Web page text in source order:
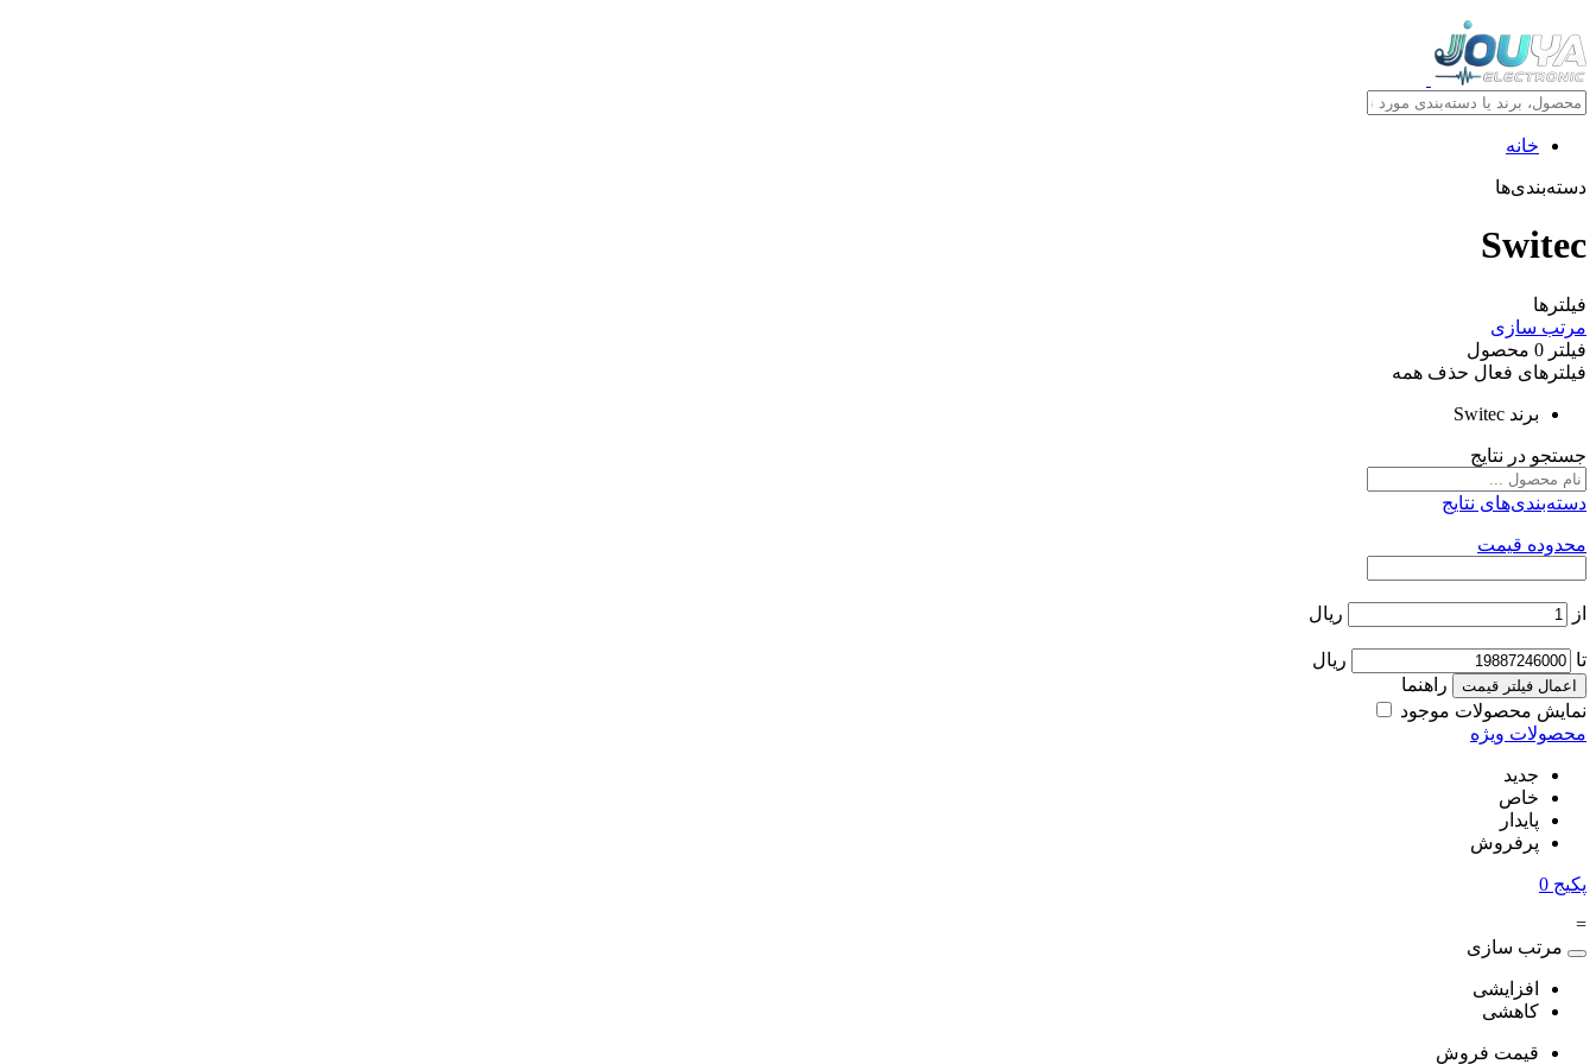
خانه
دسته‌بندی‌ها
Switec
فیلترها
مرتب سازی
فیلتر 0 محصول
فیلترهای فعال حذف همه
برند Switec
جستجو در نتایج
دسته‌بندی‌های نتایج
محدوده قیمت
از ریال
تا ریال
اعمال فیلتر قیمت
راهنما
نمایش محصولات موجود
محصولات ویژه
جدید
خاص
پایدار
پرفروش
پکیج 0
=
مرتب سازی
افزایشی
کاهشی
قیمت فروش